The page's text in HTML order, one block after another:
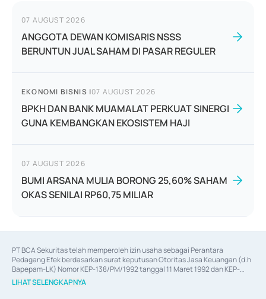
07 AUGUST 2026
ANGGOTA DEWAN KOMISARIS NSSS
BERUNTUN JUAL SAHAM DI PASAR REGULER
EKONOMI BISNIS |07 AUGUST 2026
BPKH DAN BANK MUAMALAT PERKUAT SINERGI
GUNA KEMBANGKAN EKOSISTEM HAJI
07 AUGUST 2026
BUMI ARSANA MULIA BORONG 25,60% SAHAM
OKAS SENILAI RP60,75 MILIAR
PT BCA Sekuritas telah memperoleh izin usaha sebagai Perantara
Pedagang Efek berdasarkan surat keputusan Otoritas Jasa Keuangan (d.h
Bapepam-LK) Nomor KEP-138/PM/1992 tanggal 11 Maret 1992 dan KEP-
06/D.04/2014 tanggal 28 Februari 2014, izin usaha sebagai Penjamin Emisi
Efek berdasarkan surat keputusan Otoritas Jasa Keuangan Nomor KEP-
LIHAT SELENGKAPNYA